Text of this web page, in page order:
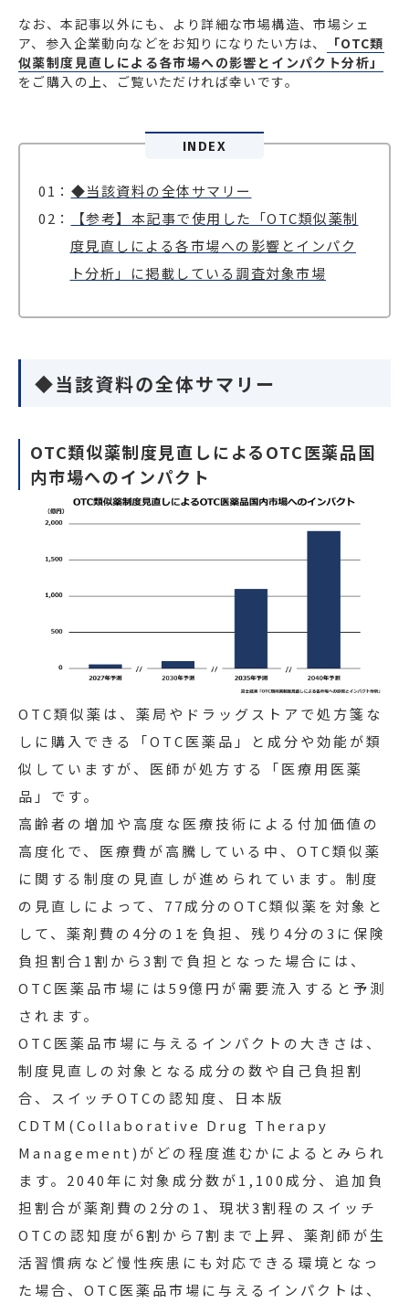
なお、本記事以外にも、より詳細な市場構造、市場シェ
ア、参入企業動向などをお知りになりたい方は、
「OTC類
似薬制度見直しによる各市場への影響とインパクト分析」
をご購入の上、ご覧いただければ幸いです。
INDEX
◆当該資料の全体サマリー
【参考】本記事で使用した「OTC類似薬制
度見直しによる各市場への影響とインパク
ト分析」に掲載している調査対象市場
◆当該資料の全体サマリー
OTC類似薬制度見直しによるOTC医薬品国
内市場へのインパクト
OTC類似薬は、薬局やドラッグストアで処方箋な
しに購入できる「OTC医薬品」と成分や効能が類
似していますが、医師が処方する「医療用医薬
品」です。
高齢者の増加や高度な医療技術による付加価値の
高度化で、医療費が高騰している中、OTC類似薬
に関する制度の見直しが進められています。制度
の見直しによって、77成分のOTC類似薬を対象と
して、薬剤費の4分の1を負担、残り4分の3に保険
負担割合1割から3割で負担となった場合には、
OTC医薬品市場には59億円が需要流入すると予測
されます。
OTC医薬品市場に与えるインパクトの大きさは、
制度見直しの対象となる成分の数や自己負担割
合、スイッチOTCの認知度、日本版
CDTM(Collaborative Drug Therapy
Management)がどの程度進むかによるとみられ
ます。2040年に対象成分数が1,100成分、追加負
担割合が薬剤費の2分の1、現状3割程のスイッチ
OTCの認知度が6割から7割まで上昇、薬剤師が生
活習慣病など慢性疾患にも対応できる環境となっ
た場合、OTC医薬品市場に与えるインパクトは、